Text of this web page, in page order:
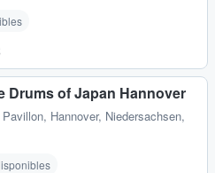
Drums of Japan Hannover
, Hannover, Niedersachsen,